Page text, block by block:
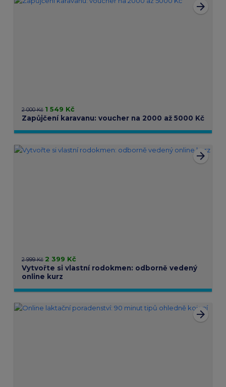
arrow_forward
2 000 Kč 1 549 Kč
Zapůjčení karavanu: voucher na 2000 až 5000 Kč
arrow_forward
2 999 Kč 2 399 Kč
Vytvořte si vlastní rodokmen: odborně vedený
online kurz
arrow_forward